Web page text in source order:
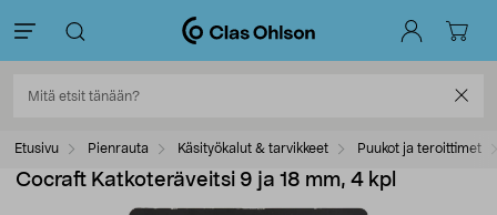
Etusivu Pienrauta Käsityökalut & tarvikkeet Puukot ja teroittimet
Cocraft Katkoteräveitsi 9 ja 18 mm, 4 kpl